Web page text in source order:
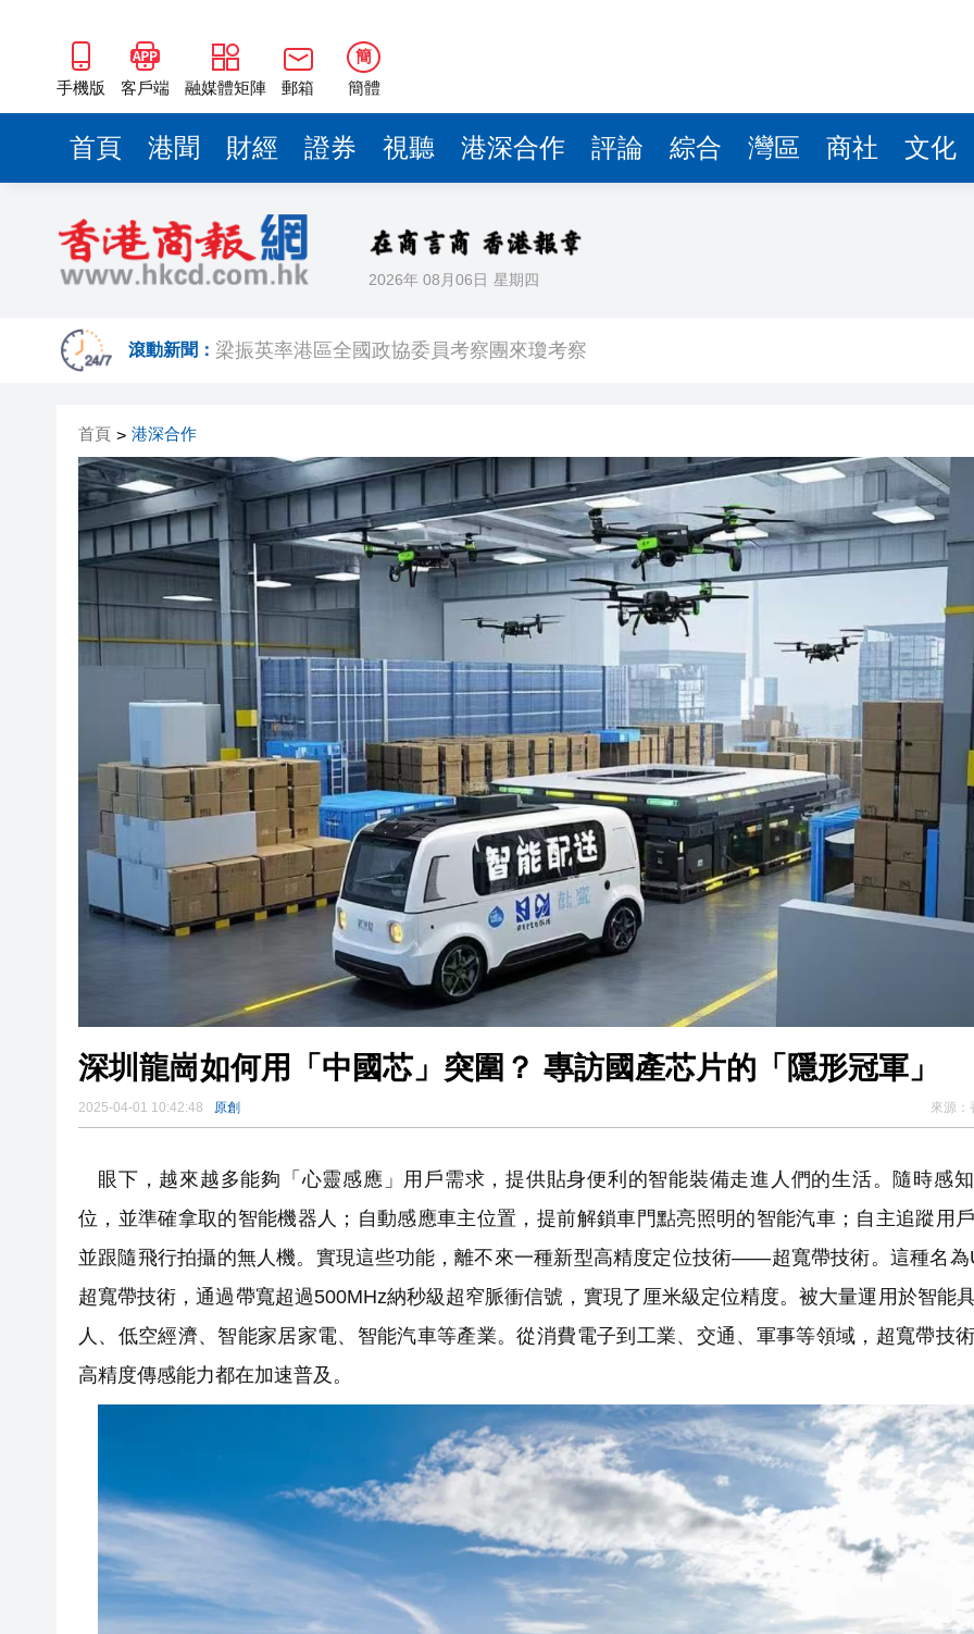
手機版 客戶端 融媒體矩陣 郵箱
簡
簡體
首頁 港聞 財經 證券 視聽 港深合作 評論 綜合 灣區 商社 文化
2026年 08月06日 星期四
滾動新聞：
山東26戶省屬國企去年合計營收2.58萬億 利潤總額近936億
閩粵贛三地漢樂藝術家齊聚深圳，共奏客家文化傳承新篇章
50餘位頂尖專家共話時代命題
海南澄邁文儒煥新升級 五組數據見證文儒沉香從傳統邁向現代
2025年海南儋州以舊換新帶動消費約18億元
瀋陽鐵西校園閱讀活動解鎖閱讀新玩法
閩粵贛三地漢樂藝術家齊聚深圳，共奏客家文化傳承新篇章
有片丨外交部回應特朗普委內瑞拉石油言論 拉美國家有權自主選擇合作夥伴
50餘位頂尖專家共話時代命題
海南澄邁文儒煥新升級 五組數據見證文儒沉香從傳統邁向現代
梁振英率港區全國政協委員考察團來瓊考察
2025年海南儋州以舊換新帶動消費約18億元
山東26戶省屬國企去年合計營收2.58萬億 利潤總額近936億
瀋陽鐵西校園閱讀活動解鎖閱讀新玩法
閩粵贛三地漢樂藝術家齊聚深圳，共奏客家文化傳承新篇章
有片丨外交部回應特朗普委內瑞拉石油言論 拉美國家有權自主選擇合作夥伴
首頁 > 港深合作
深圳龍崗如何用「中國芯」突圍？ 專訪國產芯片的「隱形冠軍」
2025-04-01 10:42:48 原創 來源：
眼下，越來越多能夠「心靈感應」用戶需求，提供貼身便利的智能裝備走進人們的生活。隨時感
位，並準確拿取的智能機器人；自動感應車主位置，提前解鎖車門點亮照明的智能汽車；自主追蹤用
並跟隨飛行拍攝的無人機。實現這些功能，離不來一種新型高精度定位技術——超寬帶技術。這種名為
超寬帶技術，通過帶寬超過500MHz納秒級超窄脈衝信號，實現了厘米級定位精度。被大量運用於智能
人、低空經濟、智能家居家電、智能汽車等產業。從消費電子到工業、交通、軍事等領域，超寬帶技
高精度傳感能力都在加速普及。